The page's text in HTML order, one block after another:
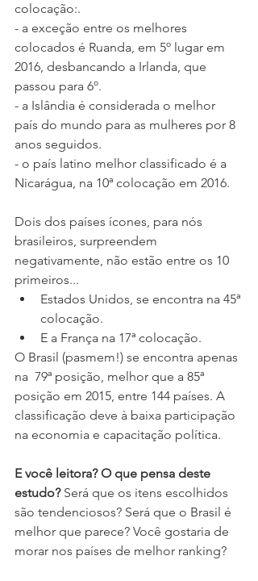
colocação:.
- a exceção entre os melhores
colocados é Ruanda, em 5º lugar em
2016, desbancando a Irlanda, que
passou para 6º.
- a Islândia é considerada o melhor
país do mundo para as mulheres por 8
anos seguidos.
- o país latino melhor classificado é a
Nicarágua, na 10ª colocação em 2016.
Dois dos países ícones, para nós
brasileiros, surpreendem
negativamente, não estão entre os 10
primeiros...
Estados Unidos, se encontra na 45ª
colocação.
E a França na 17ª colocação.
O Brasil (pasmem!) se encontra apenas
na  79ª posição, melhor que a 85ª
posição em 2015, entre 144 países. A
classificação deve à baixa participação
na economia e capacitação política.
E você leitora? O que pensa deste
estudo? Será que os itens escolhidos
são tendenciosos? Será que o Brasil é
melhor que parece? Você gostaria de
morar nos países de melhor ranking?